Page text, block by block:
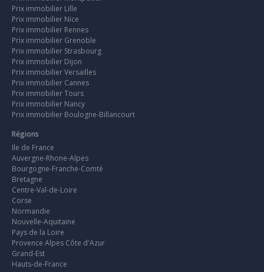
Prix immobilier Lille
Prix immobilier Nice
Prix immobilier Rennes
Prix immobilier Grenoble
Prix immobilier Strasbourg
Prix immobilier Dijon
Prix immobilier Versailles
Prix immobilier Cannes
Prix immobilier Tours
Prix immobilier Nancy
Prix immobilier Boulogne-Billancourt
Régions
Ile de France
Auvergne-Rhone-Alpes
Bourgogne-Franche-Comté
Bretagne
Centre-Val-de-Loire
Corse
Normandie
Nouvelle-Aquitaine
Pays de la Loire
Provence Alpes Côte d'Azur
Grand-Est
Hauts-de-France